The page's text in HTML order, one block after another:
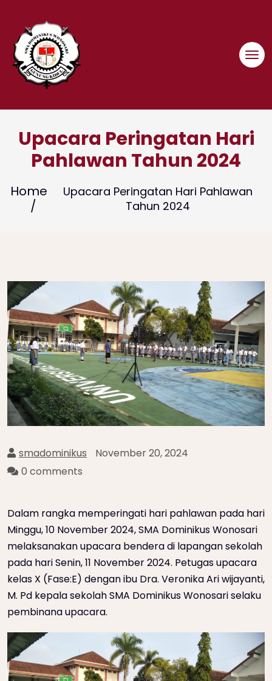
content
Upacara Peringatan Hari
Pahlawan Tahun 2024
Home
Upacara Peringatan Hari Pahlawan
Tahun 2024
smadominikus
November 20, 2024
0 comments
Dalam rangka memperingati hari pahlawan pada hari
Minggu, 10 November 2024, SMA Dominikus Wonosari
melaksanakan upacara bendera di lapangan sekolah
pada hari Senin, 11 November 2024. Petugas upacara
kelas X (Fase:E) dengan ibu Dra. Veronika Ari wijayanti,
M. Pd kepala sekolah SMA Dominikus Wonosari selaku
pembinana upacara.